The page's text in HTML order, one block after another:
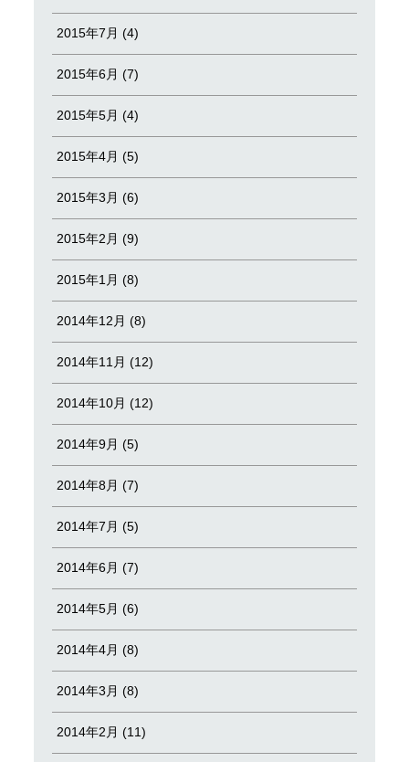
2015年7月 (4)
2015年6月 (7)
2015年5月 (4)
2015年4月 (5)
2015年3月 (6)
2015年2月 (9)
2015年1月 (8)
2014年12月 (8)
2014年11月 (12)
2014年10月 (12)
2014年9月 (5)
2014年8月 (7)
2014年7月 (5)
2014年6月 (7)
2014年5月 (6)
2014年4月 (8)
2014年3月 (8)
2014年2月 (11)